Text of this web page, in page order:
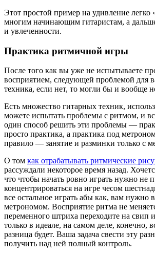
Этот простой пример на удивление легко
многим начинающим гитаристам, а
и увлеченности.
Практика ритмичной игры
После того как вы уже не испытываете
восприятием, следующей проблемой для
техника, если нет, то могли бы и вообще
Есть множество гитарных техник,
можете испытать проблемы с ритмом, и
один способ решить эти проблемы —
просто практика, а практика под
правило — занятие и разминки только с
О том как отрабатывать ритмические
рассуждали некоторое время назад.
что чтобы начать ровно играть нужно не
концентрироваться на игре чесом
все остальное играть абы как, вам нужно
метрономом. Восприятие ритма не
переменного штриха переходите на свип
только в идеале, на самом деле, конечно,
разница будет. Ваша задача свести эту
получить над ней полный контроль.